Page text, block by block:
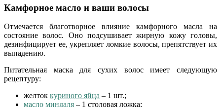
Камфорное масло и ваши волосы
Отмечается благотворное влияние камфорного масла на
состояние волос. Оно подсушивает жирную кожу головы,
дезинфицирует ее, укрепляет ломкие волосы, препятствует их
выпадению.
Питательная маска для сухих волос имеет следующую
рецептуру:
желток куриного яйца – 1 шт.;
масло миндаля – 1 столовая ложка;